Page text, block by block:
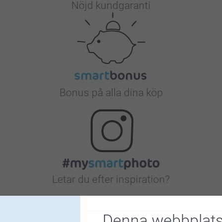
Nöjd kundgaranti
Bonus på alla dina köp
Letar du efter inspiration?